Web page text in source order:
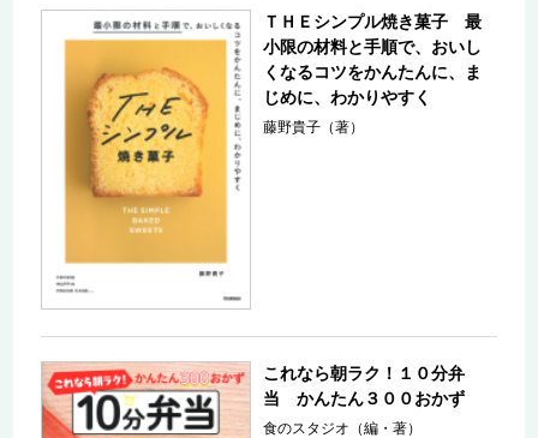
ＴＨＥシンプル焼き菓子 最
小限の材料と手順で、おいし
くなるコツをかんたんに、ま
じめに、わかりやすく
藤野貴子（著）
これなら朝ラク！１０分弁
当 かんたん３００おかず
食のスタジオ（編・著）